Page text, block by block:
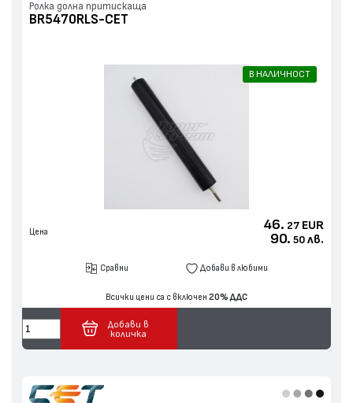
Ролка долна притискаща
BR5470RLS-CET
В НАЛИЧНОСТ
Цена 46. 27 EUR
90. 50 лв.
Сравни Добави в любими
Всички цени са с включен 20% ДДС
Добави в
количка